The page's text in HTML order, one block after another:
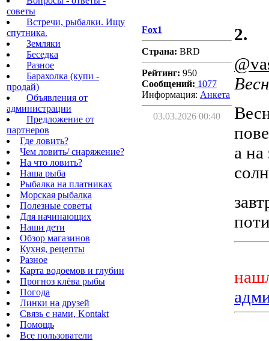
советы
Встречи, рыбалки. Ищу
спутника.
Земляки
Беседка
Разное
Барахолка (купи -
продай)
Объявления от
администрации
Предложение от
партнеров
Где ловить?
Чем ловить/ снаряжение?
На что ловить?
Наша рыба
Рыбалка на платниках
Морская рыбалка
Полезные советы
Для начинающих
Наши дети
Обзор магазинов
Кухня, рецепты
Разное
Карта водоемов и глубин
Прогноз клёва рыбы
Погода
Линки на друзей
Связь с нами, Kontakt
Помощь
Все пользователи
Fox1
Страна: BRD
Рейтинг: 950
Сообщений: 1077
Информация: Aнкета
03.03.2026 00:40
2.
а на